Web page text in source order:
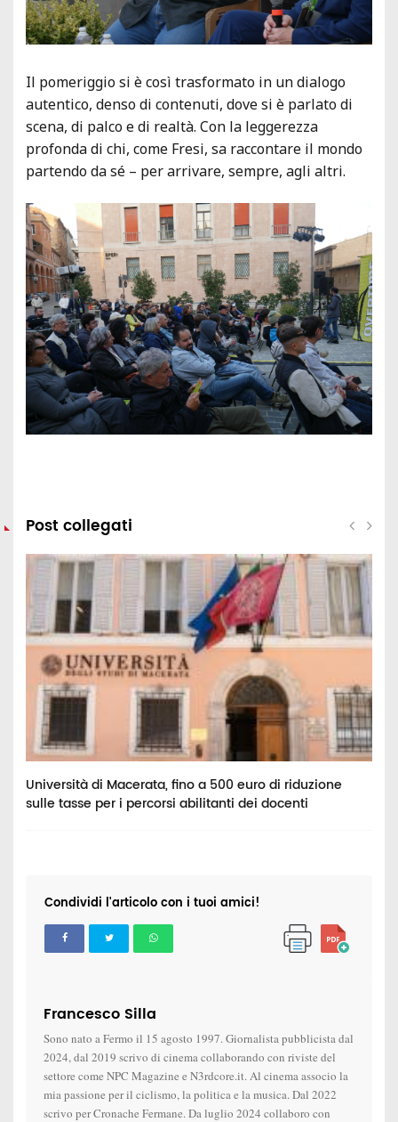
Il pomeriggio si è così trasformato in un dialogo
autentico, denso di contenuti, dove si è parlato di
scena, di palco e di realtà. Con la leggerezza
profonda di chi, come Fresi, sa raccontare il mondo
partendo da sé – per arrivare, sempre, agli altri.
Post collegati
Università di Macerata, fino a 500 euro di riduzione
sulle tasse per i percorsi abilitanti dei docenti
Condividi l'articolo con i tuoi amici!
Francesco Silla
Sono nato a Fermo il 15 agosto 1997. Giornalista pubblicista dal
2024, dal 2019 scrivo di cinema collaborando con riviste del
settore come NPC Magazine e N3rdcore.it. Al cinema associo la
mia passione per il ciclismo, la politica e la musica. Dal 2022
scrivo per Cronache Fermane. Da luglio 2024 collaboro con